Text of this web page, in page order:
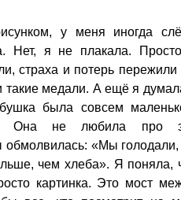
у меня иногда
Нет, я не плакала.
страха и потерь пережили
такие медали. А ещё я
была совсем
Она не любила про
обмолвилась: «Мы
чем хлеба». Я поняла,
картинка. Это мост